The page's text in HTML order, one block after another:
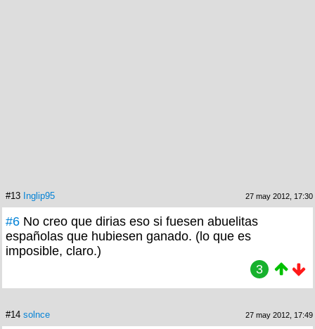
#13 Inglip95 27 may 2012, 17:30
#6 No creo que dirias eso si fuesen abuelitas
españolas que hubiesen ganado. (lo que es
imposible, claro.)
3
#14 solnce 27 may 2012, 17:49